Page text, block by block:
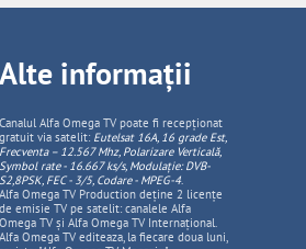
Alte informații
Canalul Alfa Omega TV poate fi recepționat
gratuit via satelit: Eutelsat 16A, 16 grade Est,
Frecventa – 12.567 Mhz, PolarizareVerticală,
Symbol rate - 16.667 ks/s, Modulație: DVB-
S2,8PSK, FEC - 3/5, Codare - MPEG-4.
Alfa Omega TV Production deține 2 licențe
de emisie TV pe satelit: canalele Alfa
Omega TV și Alfa Omega TV Internațional.
Alfa Omega TV editeaza, la fiecare doua luni,